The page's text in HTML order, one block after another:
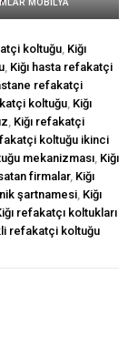
MOBİLYA
koltuğu Kiğı
Kiğı hasta refakatçi
refakatçi
koltuğu Kiğı
Kiğı refakatçi
koltuğu ikinci
mekanizması Kiğı
firmalar, Kiğı
şartnamesi Kiğı
refakatçı koltukları
refakatçi koltuğu